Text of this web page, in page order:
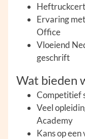
Ervaring
Office
Vloeiend
geschrift
Wat bieden
Competitief
Veel
Academy
Kans op